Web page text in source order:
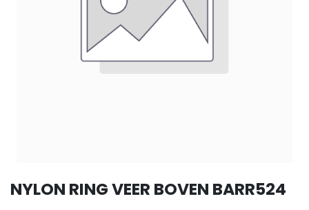
NYLON RING VEER BOVEN BARR524